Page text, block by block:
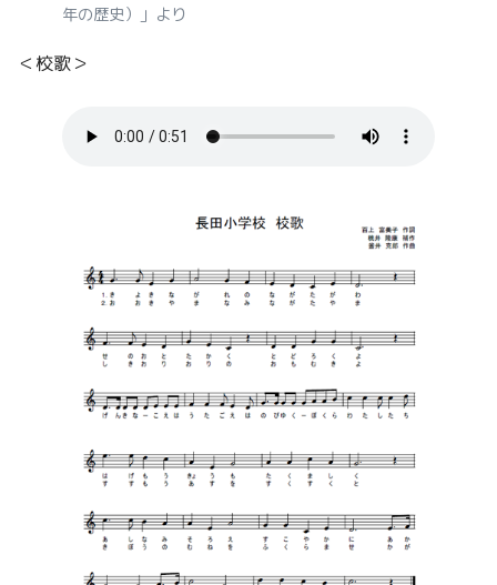
年の歴史）」より
＜校歌＞